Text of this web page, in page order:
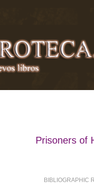
Prisoners of
BIBLIOGRAPHIC